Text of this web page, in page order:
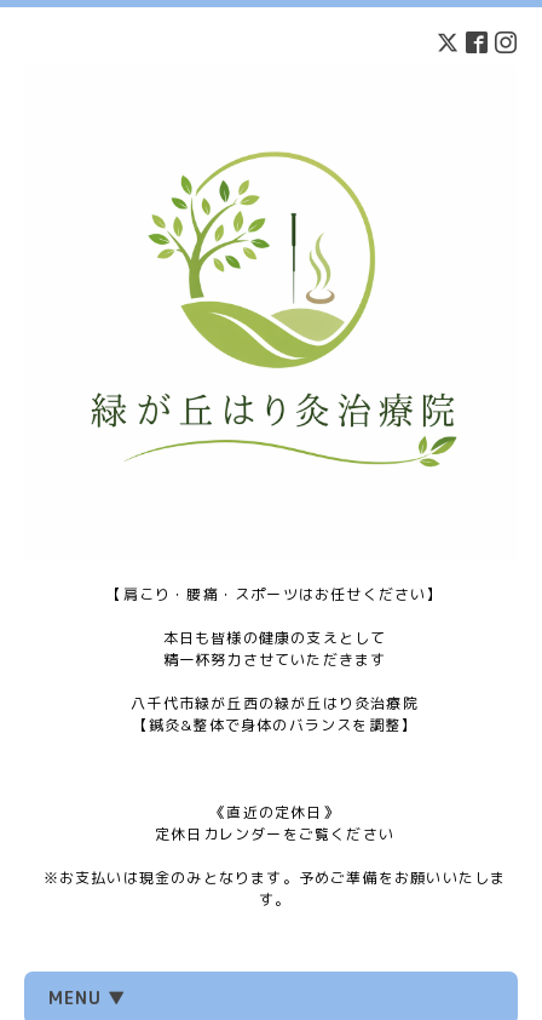
【肩こり・腰痛・スポーツはお任せください】
本日も皆様の健康の支えとして
精一杯努力させていただきます
八千代市緑が丘西の緑が丘はり灸治療院
【鍼灸&整体で身体のバランスを調整】
《直近の定休日》
定休日カレンダーをご覧ください
※お支払いは現金のみとなります。予めご準備をお願いいたしま
す。
MENU ▼